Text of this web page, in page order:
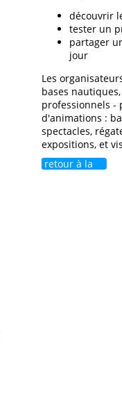
découvrir
tester un
partager
jour
Les
bases
professionnels -
d'animations :
spectacles,
expositions, et
retour à la